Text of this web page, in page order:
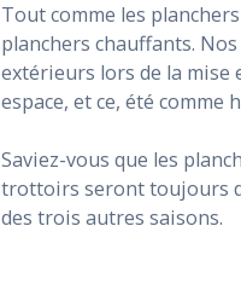
Tout comme les
planchers chauffants.
extérieurs lors de la mise
espace, et ce, été comme
Saviez-vous que les
trottoirs seront toujours
des trois autres saisons.